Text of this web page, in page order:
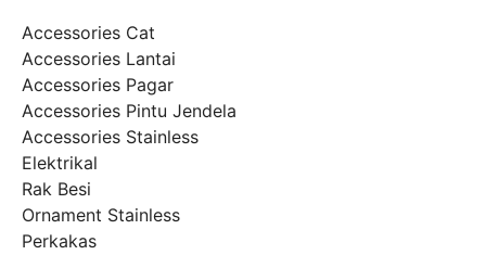
Accessories Cat
Accessories Lantai
Accessories Pagar
Accessories Pintu Jendela
Accessories Stainless
Elektrikal
Rak Besi
Ornament Stainless
Perkakas